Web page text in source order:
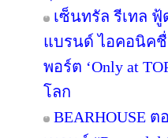
เซ็นทรัล รีเทล ฟู้
แบรนด์ ไอคอนิคชื่
พอร์ต ‘Only at
โลก
BEARHOUSE